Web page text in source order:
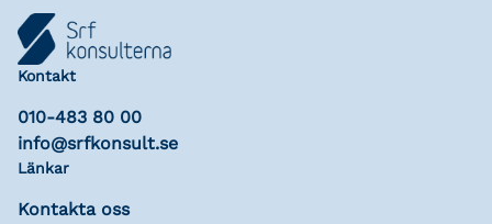
Kontakt
010-483 80 00
info@srfkonsult.se
Länkar
Kontakta oss